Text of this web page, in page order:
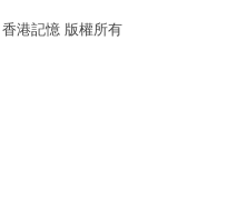
港記憶 版權所有